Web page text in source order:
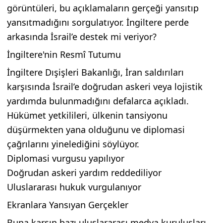
görüntüleri, bu açıklamaların gerçeği yansıtıp
yansıtmadığını sorgulatıyor. İngiltere perde
arkasında İsrail’e destek mi veriyor?
İngiltere'nin Resmî Tutumu
İngiltere Dışişleri Bakanlığı, İran saldırıları
karşısında İsrail’e doğrudan askeri veya lojistik
yardımda bulunmadığını defalarca açıkladı.
Hükümet yetkilileri, ülkenin tansiyonu
düşürmekten yana olduğunu ve diplomasi
çağrılarını yinelediğini söylüyor.
Diplomasi vurgusu yapılıyor
Doğrudan askeri yardım reddediliyor
Uluslararası hukuk vurgulanıyor
Ekranlara Yansıyan Gerçekler